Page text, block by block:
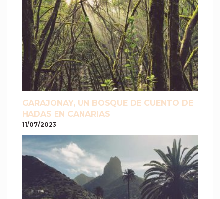
GARAJONAY, UN BOSQUE DE CUENTO DE
HADAS EN CANARIAS
11/07/2023